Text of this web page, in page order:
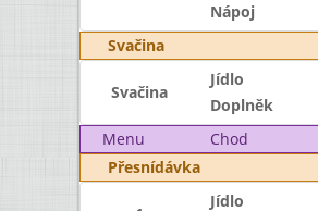
Nápoj
Svačina
Svačina
Jídlo
Doplněk
Menu
Chod
Přesnídávka
Jídlo